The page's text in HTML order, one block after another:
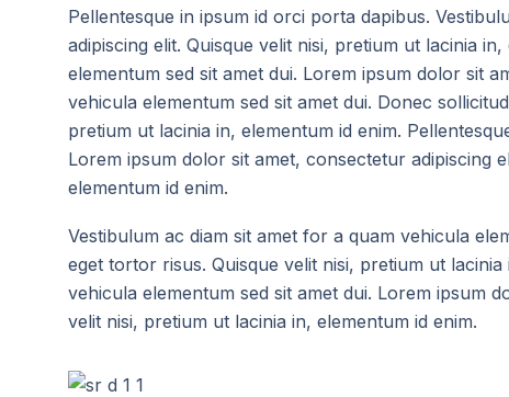
Pellentesque in ipsum id orci porta dapibus.
adipiscing elit. Quisque velit nisi, pretium ut lacinia
elementum sed sit amet dui. Lorem ipsum dolor sit
vehicula elementum sed sit amet dui. Donec
pretium ut lacinia in, elementum id enim.
Lorem ipsum dolor sit amet, consectetur adipiscing
elementum id enim.
Vestibulum ac diam sit amet for a quam vehicula
eget tortor risus. Quisque velit nisi, pretium ut
vehicula elementum sed sit amet dui. Lorem ipsum
velit nisi, pretium ut lacinia in, elementum id enim.